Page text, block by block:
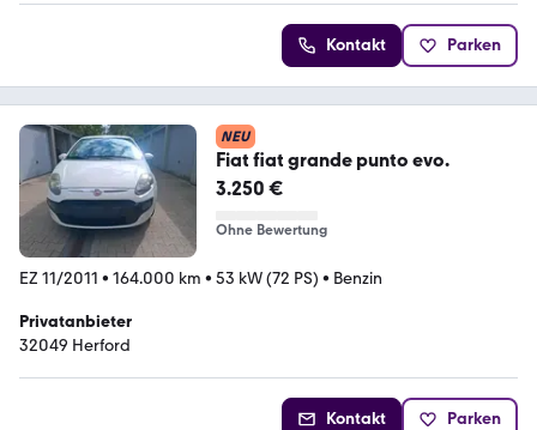
Kontakt Parken
NEU
Fiat fiat grande punto evo.
3.250 €
Ohne Bewertung
EZ 11/2011 • 164.000 km • 53 kW (72 PS) • Benzin
Privatanbieter
32049 Herford
Kontakt Parken